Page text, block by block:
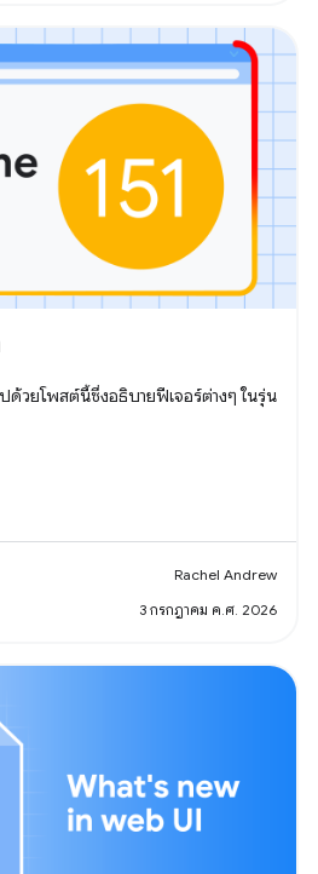
ด้วยโพสต์นี้ซึ่งอธิบายฟีเจอร์ต่างๆ ในรุ่น
Rachel Andrew
3 กรกฎาคม ค.ศ. 2026